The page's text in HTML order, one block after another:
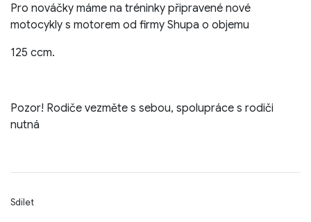
Pro nováčky máme na tréninky připravené nové
motocykly s motorem od firmy Shupa o objemu
125 ccm.
Pozor! Rodiče vezměte s sebou, spolupráce s rodiči
nutná
Sdílet